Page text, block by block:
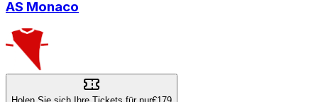
AS Monaco